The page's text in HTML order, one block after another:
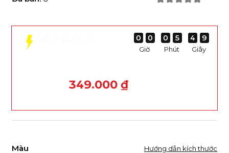
Màu Hướng dẫn kích thước
0
0
0
0 0
0
0
0 0
0
0
0 5
5
5
5 4
4
4
4 9
9
9
9
Giờ Phút Giây
349.000 ₫